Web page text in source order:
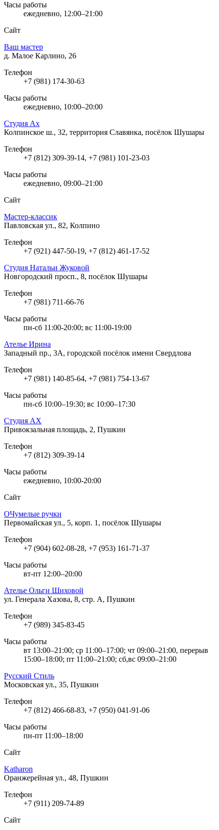
Часы работы
ежедневно, 12:00–21:00
Сайт
Ваш мастер
д. Малое Карлино, 26
Телефон
+7 (981) 174-30-63
Часы работы
ежедневно, 10:00–20:00
Студия Ах
Колпинское ш., 32, территория Славянка, посёлок Шушары
Телефон
+7 (812) 309-39-14, +7 (981) 101-23-03
Часы работы
ежедневно, 09:00–21:00
Сайт
Мастер-классик
Павловская ул., 82, Колпино
Телефон
+7 (921) 447-50-19, +7 (812) 461-17-52
Студия Натальи Жуковой
Новгородский просп., 8, посёлок Шушары
Телефон
+7 (981) 711-66-76
Часы работы
пн-сб 11:00-20:00; вс 11:00-19:00
Ателье Ирина
Западный пр., 3А, городской посёлок имени Свердлова
Телефон
+7 (981) 140-85-64, +7 (981) 754-13-67
Часы работы
пн-сб 10:00–19:30; вс 10:00–17:30
Студия АХ
Привокзальная площадь, 2, Пушкин
Телефон
+7 (812) 309-39-14
Часы работы
ежедневно, 10:00-20:00
Сайт
ОЧумелые ручки
Первомайская ул., 5, корп. 1, посёлок Шушары
Телефон
+7 (904) 602-08-28, +7 (953) 161-71-37
Часы работы
вт-пт 12:00–20:00
Ателье Ольги Шиховой
ул. Генерала Хазова, 8, стр. А, Пушкин
Телефон
+7 (989) 345-83-45
Часы работы
вт 13:00–21:00; ср 11:00–17:00; чт 09:00–21:00, перерыв
15:00–18:00; пт 11:00–21:00; сб,вс 09:00–21:00
Русский Стиль
Московская ул., 35, Пушкин
Телефон
+7 (812) 466-68-83, +7 (950) 041-91-06
Часы работы
пн-пт 11:00–18:00
Сайт
Katharon
Оранжерейная ул., 48, Пушкин
Телефон
+7 (911) 209-74-89
Сайт